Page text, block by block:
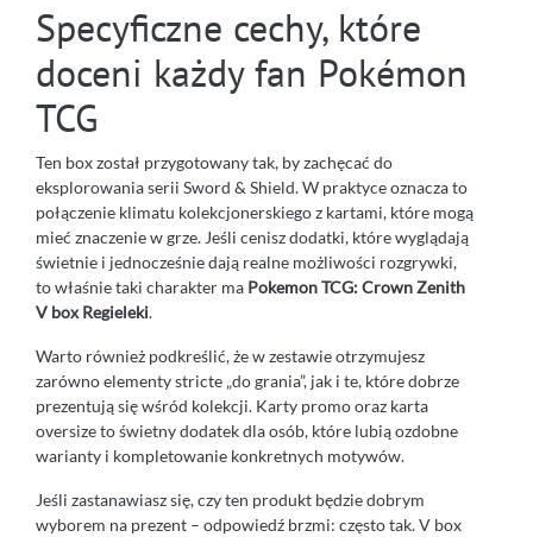
Specyficzne cechy, które
doceni każdy fan Pokémon
TCG
Ten box został przygotowany tak, by zachęcać do
eksplorowania serii Sword & Shield. W praktyce oznacza to
połączenie klimatu kolekcjonerskiego z kartami, które mogą
mieć znaczenie w grze. Jeśli cenisz dodatki, które wyglądają
świetnie i jednocześnie dają realne możliwości rozgrywki,
to właśnie taki charakter ma Pokemon TCG: Crown Zenith
V box Regieleki.
Warto również podkreślić, że w zestawie otrzymujesz
zarówno elementy stricte „do grania”, jak i te, które dobrze
prezentują się wśród kolekcji. Karty promo oraz karta
oversize to świetny dodatek dla osób, które lubią ozdobne
warianty i kompletowanie konkretnych motywów.
Jeśli zastanawiasz się, czy ten produkt będzie dobrym
wyborem na prezent – odpowiedź brzmi: często tak. V box